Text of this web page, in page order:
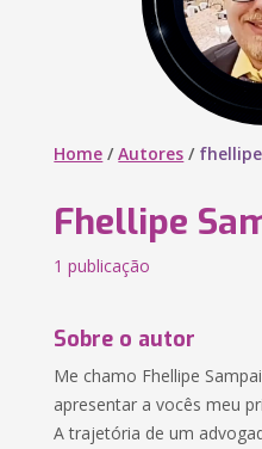
Home /Autores / fhellipe
Fhellipe
1 publicação
Sobre o autor
Me chamo Fhellipe
apresentar a vocês meu
A trajetória de um